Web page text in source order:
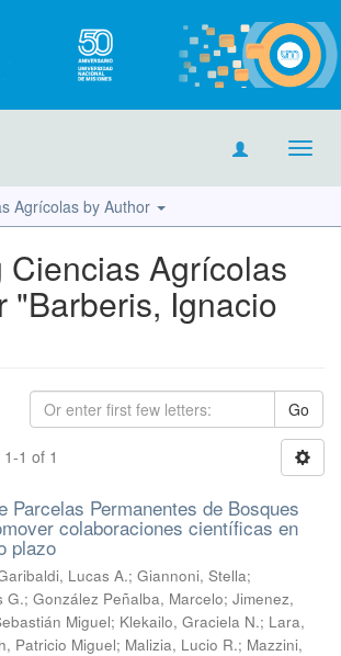
Agrícolas by Author
Ciencias Agrícolas
"Barberis, Ignacio
Go
1 of 1
Parcelas Permanentes de Bosques
colaboraciones científicas en
plazo
Lucas A.; Giannoni, Stella;
González Peñalba, Marcelo; Jimenez,
Miguel; Klekailo, Graciela N.; Lara,
Patricio Miguel; Malizia, Lucio R.; Mazzini,